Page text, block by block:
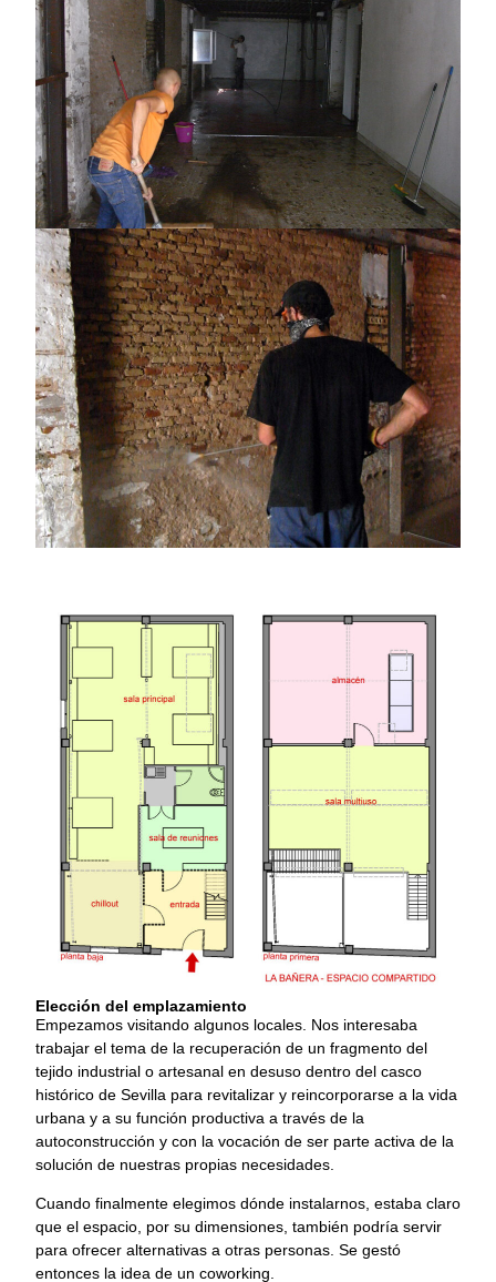
Elección del emplazamiento
Empezamos visitando algunos locales. Nos interesaba
trabajar el tema de la recuperación de un fragmento del
tejido industrial o artesanal en desuso dentro del casco
histórico de Sevilla para revitalizar y reincorporarse a la vida
urbana y a su función productiva a través de la
autoconstrucción y con la vocación de ser parte activa de la
solución de nuestras propias necesidades.
Cuando finalmente elegimos dónde instalarnos, estaba claro
que el espacio, por su dimensiones, también podría servir
para ofrecer alternativas a otras personas. Se gestó
entonces la idea de un coworking.